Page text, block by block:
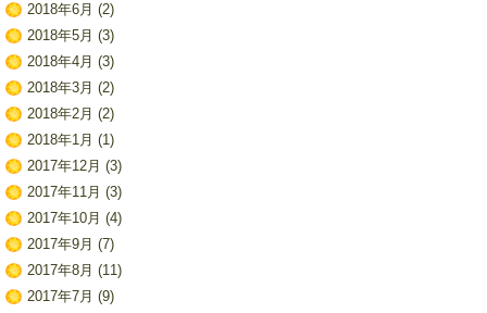
2018年6月 (2)
2018年5月 (3)
2018年4月 (3)
2018年3月 (2)
2018年2月 (2)
2018年1月 (1)
2017年12月 (3)
2017年11月 (3)
2017年10月 (4)
2017年9月 (7)
2017年8月 (11)
2017年7月 (9)